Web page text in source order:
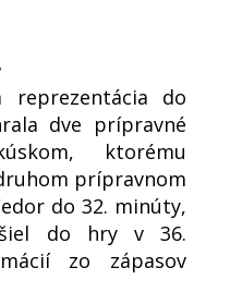
reprezentácia do
dve prípravné
ktorému
prípravnom
do 32. minúty,
do hry v 36.
zo zápasov